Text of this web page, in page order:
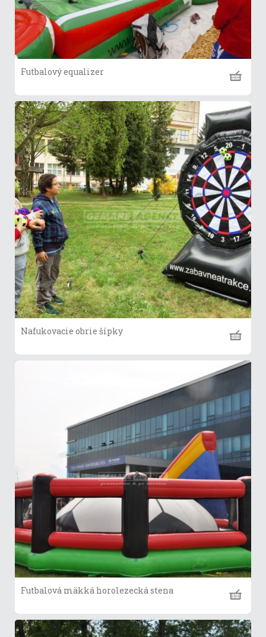
Futbalový equalizer
Nafukovacie obrie šípky
Futbalová mäkká horolezecká stena